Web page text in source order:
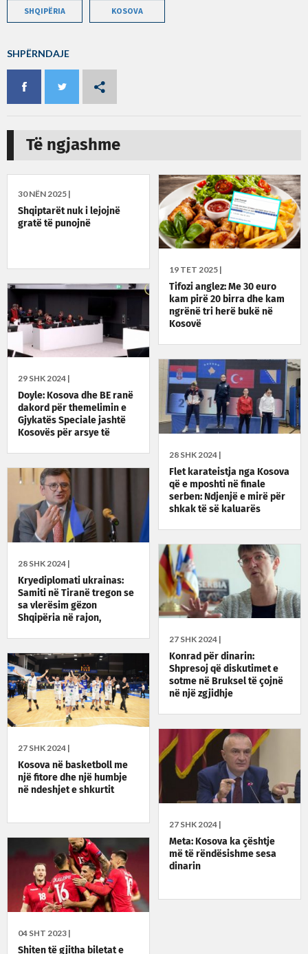
SHQIPËRIA KOSOVA
SHPËRNDAJE
Të ngjashme
30 NËN 2025 |
Shqiptarët nuk i lejojnë
gratë të punojnë
19 TET 2025 |
Tifozi anglez: Me 30 euro
kam pirë 20 birra dhe kam
ngrënë tri herë bukë në
Kosovë
29 SHK 2024 |
Doyle: Kosova dhe BE ranë
dakord për themelimin e
Gjykatës Speciale jashtë
Kosovës për arsye të
28 SHK 2024 |
Flet karateistja nga Kosova
që e mposhti në finale
serben: Ndjenjë e mirë për
shkak të së kaluarës
28 SHK 2024 |
Kryediplomati ukrainas:
Samiti në Tiranë tregon se
sa vlerësim gëzon
Shqipëria në rajon,
27 SHK 2024 |
Konrad për dinarin:
Shpresoj që diskutimet e
sotme në Bruksel të çojnë
në një zgjidhje
27 SHK 2024 |
Kosova në basketboll me
një fitore dhe një humbje
në ndeshjet e shkurtit
27 SHK 2024 |
Meta: Kosova ka çështje
më të rëndësishme sesa
dinarin
04 SHT 2023 |
Shiten të gjitha biletat e